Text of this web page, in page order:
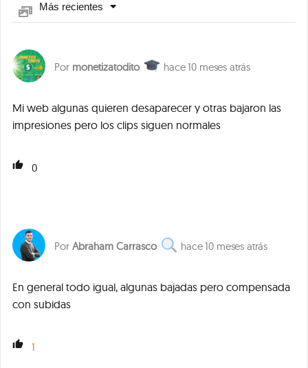
Más recientes
monetizatodito 10 meses atrás
Mi web algunas quieren desaparecer y otras bajaron las
impresiones pero los clips siguen normales
0
Abraham Carrasco 10 meses atrás
En general todo igual, algunas bajadas pero compensada
con subidas
1